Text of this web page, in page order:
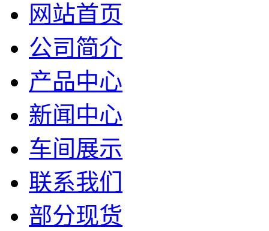
网站首页
公司简介
产品中心
新闻中心
车间展示
联系我们
部分现货